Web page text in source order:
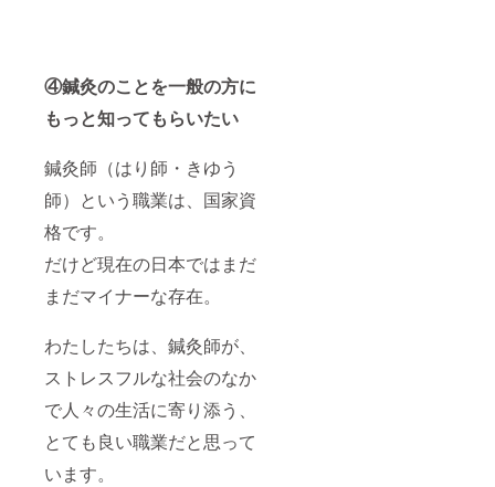
④鍼灸のことを一般の方に
もっと知ってもらいたい
鍼灸師（はり師・きゆう
師）という職業は、国家資
格です。
だけど現在の日本ではまだ
まだマイナーな存在。
わたしたちは、鍼灸師が、
ストレスフルな社会のなか
で人々の生活に寄り添う、
とても良い職業だと思って
います。